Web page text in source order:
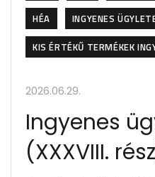
HÉA
INGYENES
KIS ÉRTÉKŰ TERMÉKEK
2026.06.29.
Ingyenes
(XXXVIII.